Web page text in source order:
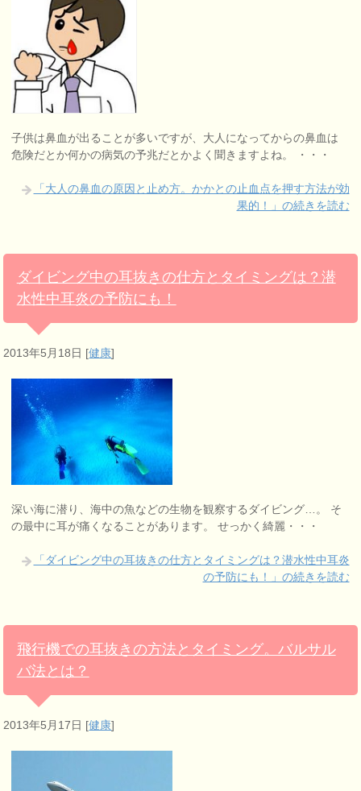
子供は鼻血が出ることが多いですが、大人になってからの鼻血は
危険だとか何かの病気の予兆だとかよく聞きますよね。 ・・・
「大人の鼻血の原因と止め方。かかとの止血点を押す方法が効
果的！」の続きを読む
ダイビング中の耳抜きの仕方とタイミングは？潜
水性中耳炎の予防にも！
2013年5月18日 [健康]
深い海に潜り、海中の魚などの生物を観察するダイビング…。 そ
の最中に耳が痛くなることがあります。 せっかく綺麗・・・
「ダイビング中の耳抜きの仕方とタイミングは？潜水性中耳炎
の予防にも！」の続きを読む
飛行機での耳抜きの方法とタイミング。バルサル
バ法とは？
2013年5月17日 [健康]